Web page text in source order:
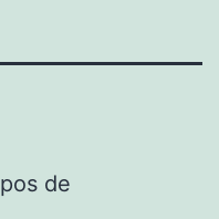
de